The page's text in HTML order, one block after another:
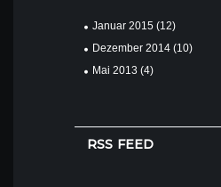
Januar 2015(12)
Dezember 2014(10)
Mai 2013 (4)
RSS FEED